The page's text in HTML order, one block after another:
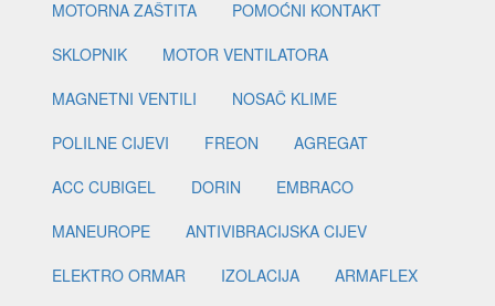
MOTORNA ZAŠTITA
POMOĆNI KONTAKT
SKLOPNIK
MOTOR VENTILATORA
MAGNETNI VENTILI
NOSAČ KLIME
POLILNE CIJEVI
FREON
AGREGAT
ACC CUBIGEL
DORIN
EMBRACO
MANEUROPE
ANTIVIBRACIJSKA CIJEV
ELEKTRO ORMAR
IZOLACIJA
ARMAFLEX